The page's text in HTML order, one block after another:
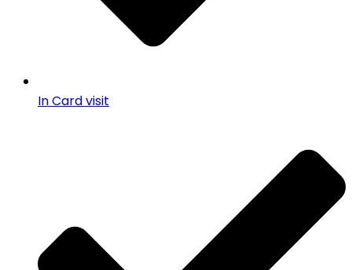
In Card visit